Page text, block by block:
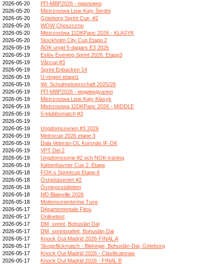
2026-05-20
РП-МВР2026 - приложно
2026-05-20
Mistrzostwa Lisie Kąty Śerdni
2026-05-20
Göteborg Sprint Cup, #2
2026-05-20
WOW Choszczno
2026-05-20
Mistrzostwa 11DKPanc 2026 - KLASYK
2026-05-20
Stockholm City Cup Etapp 2
2026-05-19
ÅOK ungd 5-dagars E3 2026
2026-05-19
Eslöv Evening Sprint 2026. Etapp3
2026-05-19
Vårcup #3
2026-05-19
Sprint Enbacken 14
2026-05-19
U-ringen etapp1
2026-05-19
Wr. Schulmeisterschaft 2025/26
2026-05-19
РП-МВР2026 - индивидуално
2026-05-19
Mistrzostwa Lisie Kąty Klasyk
2026-05-19
Mistrzostwa 11DKPanc 2026 - MIDDLE
2026-05-19
5-klubbsmatch #3
2026-05-19
2026-05-19
Ungdomsserien #3 2026
2026-05-19
Metrocup 2026 etape 3
2026-05-19
Dala Veteran-OL Korsnäs IF OK
2026-05-19
VPT Del 2
2026-05-19
Ungdomsserie #2 och NOK-träning
2026-05-19
Københavner Cup 2. Etape
2026-05-18
FOK:s Sprintcup Etapp 6
2026-05-18
Östgötaserien #2
2026-05-18
Övningsstafetten
2026-05-18
MD Blainville 2026
2026-05-18
Motionsorientering Tuve
2026-05-17
Départementale Fitou
2026-05-17
Onlinetest
2026-05-17
DM, sprint, Bohuslän Dal
2026-05-17
DM, sprintstafett, Bohuslän Dal
2026-05-17
Knock Out Madrid 2026-FINAL A
2026-05-17
Skogsflickmatch - Blekinge, Bohuslän-Dal, Göteborg
2026-05-17
Knock Out Madrid 2026 - Clasificatorias
2026-05-17
Knock Out Madrid 2026 - FINAL B